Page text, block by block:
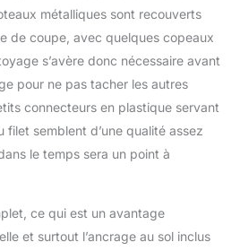
métalliques sont recouverts
de coupe, avec quelques copeaux
s’avère donc nécessaire avant
pour ne pas tacher les autres
connecteurs en plastique servant
filet semblent d’une qualité assez
le temps sera un point à
ce qui est un avantage
et surtout l’ancrage au sol inclus